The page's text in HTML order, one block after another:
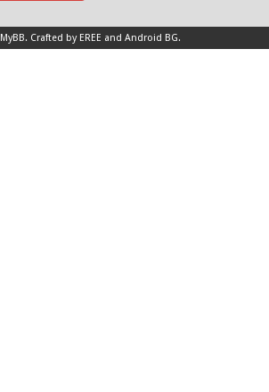
MyBB. Crafted by EREE and Android BG.